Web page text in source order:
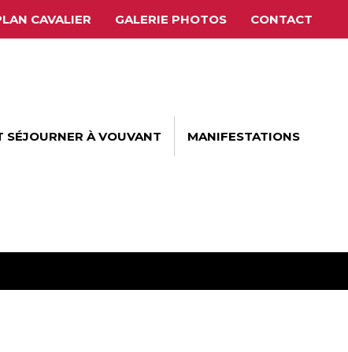
CAVALIER GALERIE PHOTOS CONTACT
SÉJOURNER À VOUVANT MANIFESTATIONS